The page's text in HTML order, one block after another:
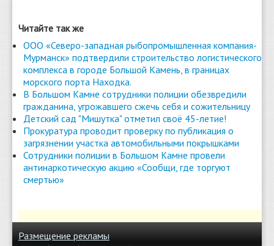
Читайте так же
ООО «Северо-западная рыбопромышленная компания-
Мурманск» подтвердили строительство логистического
комплекса в городе Большой Камень, в границах
морского порта Находка.
В Большом Камне сотрудники полиции обезвредили
гражданина, угрожавшего сжечь себя и сожительницу
Детский сад "Мишутка" отметил своё 45-летие!
Прокуратура проводит проверку по публикация о
загрязнении участка автомобильными покрышками
Сотрудники полиции в Большом Камне провели
антинаркотическую акцию «Сообщи, где торгуют
смертью»
Размещение рекламы